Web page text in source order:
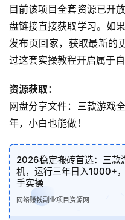
目前该项目全套资源已开
盘链接直接获取学习。如
发布页回家，获取最新的
过这套实操教程开启属于自
资源获取：
网盘分享文件：三款游戏
年，小白也能做！
2026稳定搬砖首选：三款
机，运行三年日入1000+
手实操
网络赚钱副业项目资源网